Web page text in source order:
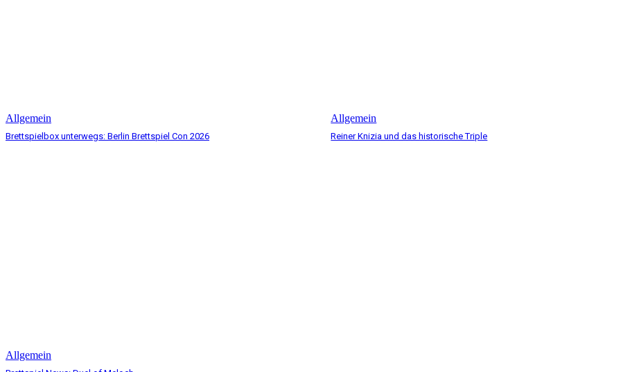
Allgemein
Brettspielbox unterwegs: Berlin Brettspiel Con 2026
Allgemein
Reiner Knizia und das historische Triple
Allgemein